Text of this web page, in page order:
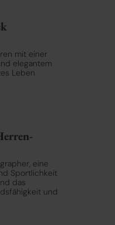
mit einer
elegantem
Leben
eine
Sportlichkeit
das
und